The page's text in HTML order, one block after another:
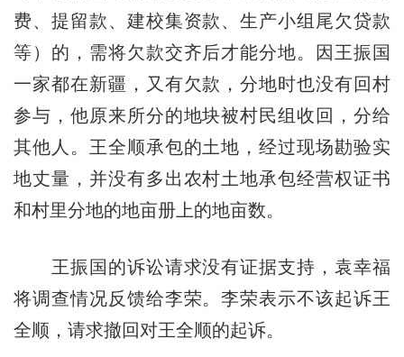
费、提留款、建校集资款、生产小组尾欠贷款
等）的，需将欠款交齐后才能分地。因王振国
一家都在新疆，又有欠款，分地时也没有回村
参与，他原来所分的地块被村民组收回，分给
其他人。王全顺承包的土地，经过现场勘验实
地丈量，并没有多出农村土地承包经营权证书
和村里分地的地亩册上的地亩数。
王振国的诉讼请求没有证据支持，袁幸福
将调查情况反馈给李荣。李荣表示不该起诉王
全顺，请求撤回对王全顺的起诉。